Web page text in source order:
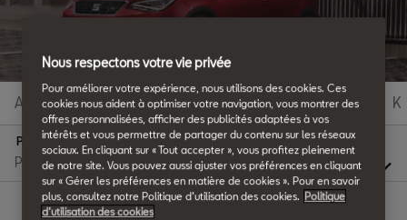
Tous les détails.
A B C D E F G H I J K
P
Nous respectons votre vie privée
Pour améliorer votre expérience, nous utilisons des cookies. Ces
cookies nous aident à optimiser votre navigation, vous montrer des
offres personnalisées, afficher des publicités adaptées à vos
intérêts et vous permettre de partager du contenu sur les réseaux
sociaux. En cliquant sur « Tout accepter », vous profitez pleinement
de notre site. Vous pouvez aussi ajuster vos préférences en cliquant
sur « Gérer les préférences en matière de cookies ». Pour en savoir
plus, consultez notre Politique d’utilisation des cookies.
Politique
d’utilisation des cookies